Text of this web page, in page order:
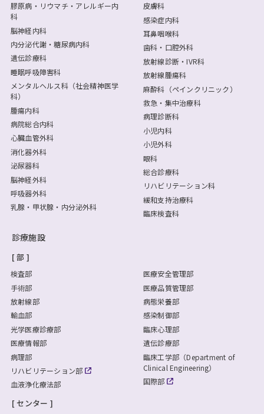
膠原病・リウマチ・アレルギー内
科
脳神経内科
内分泌代謝・糖尿病内科
遺伝診療科
睡眠呼吸障害科
メンタルヘルス科（社会精神医学
科）
腫瘍内科
病院総合内科
心臓血管外科
消化器外科
泌尿器科
脳神経外科
呼吸器外科
乳腺・甲状腺・内分泌外科
皮膚科
感染症内科
耳鼻咽喉科
歯科・口腔外科
放射線診断・IVR科
放射線腫瘍科
麻酔科（ペインクリニック）
救急・集中治療科
病理診断科
小児内科
小児外科
眼科
総合診療科
リハビリテーション科
緩和支持治療科
臨床検査科
診療施設
部
検査部
手術部
放射線部
輸血部
光学医療診療部
医療情報部
病理部
リハビリテーション部
血液浄化療法部
医療安全管理部
医療品質管理部
病態栄養部
感染制御部
臨床心理部
遺伝診療部
臨床工学部（Department of
Clinical Engineering）
国際部
センター